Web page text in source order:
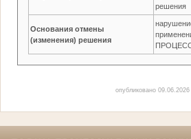
решения
Основания отмены
(изменения) решения
опубликовано